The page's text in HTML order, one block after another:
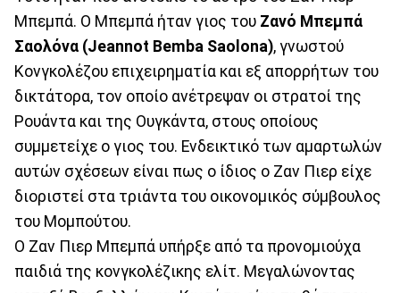
Μπεμπά. Ο Μπεμπά ήταν γιος του Ζανό Μπεμπά
Σαολόνα (Jeannot Bemba Saolona), γνωστού
Κονγκολέζου επιχειρηματία και εξ απορρήτων του
δικτάτορα, τον οποίο ανέτρεψαν οι στρατοί της
Ρουάντα και της Ουγκάντα, στους οποίους
συμμετείχε ο γιος του. Ενδεικτικό των αμαρτωλών
αυτών σχέσεων είναι πως ο ίδιος ο Ζαν Πιερ είχε
διοριστεί στα τριάντα του οικονομικός σύμβουλος
του Μομπούτου.
Ο Ζαν Πιερ Μπεμπά υπήρξε από τα προνομιούχα
παιδιά της κονγκολέζικης ελίτ. Μεγαλώνοντας